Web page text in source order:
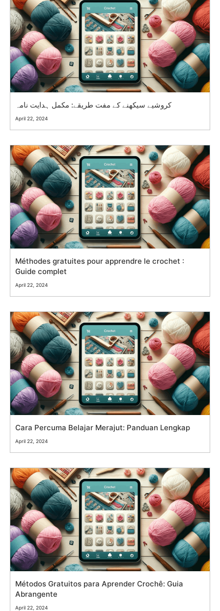
کروشیے سیکھنے کے مفت طریقے: مکمل ہدایت نامہ
April 22, 2024
Méthodes gratuites pour apprendre le crochet :
Guide complet
April 22, 2024
Cara Percuma Belajar Merajut: Panduan Lengkap
April 22, 2024
Métodos Gratuitos para Aprender Crochê: Guia
Abrangente
April 22, 2024